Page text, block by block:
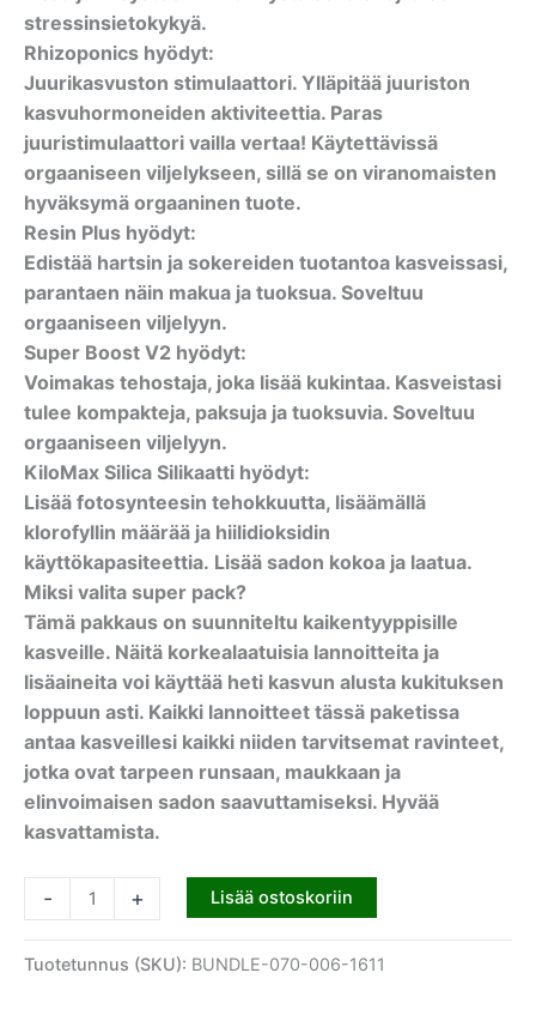
stressinsietokykyä.
Rhizoponics hyödyt:
Juurikasvuston stimulaattori. Ylläpitää juuriston
kasvuhormoneiden aktiviteettia. Paras
juuristimulaattori vailla vertaa! Käytettävissä
orgaaniseen viljelykseen, sillä se on viranomaisten
hyväksymä orgaaninen tuote.
Resin Plus hyödyt:
Edistää hartsin ja sokereiden tuotantoa kasveissasi,
parantaen näin makua ja tuoksua. Soveltuu
orgaaniseen viljelyyn.
Super Boost V2 hyödyt:
Voimakas tehostaja, joka lisää kukintaa. Kasveistasi
tulee kompakteja, paksuja ja tuoksuvia. Soveltuu
orgaaniseen viljelyyn.
KiloMax Silica Silikaatti hyödyt:
Lisää fotosynteesin tehokkuutta, lisäämällä
klorofyllin määrää ja hiilidioksidin
käyttökapasiteettia. Lisää sadon kokoa ja laatua.
Miksi valita super pack?
Tämä pakkaus on suunniteltu kaikentyyppisille
kasveille. Näitä korkealaatuisia lannoitteita ja
lisäaineita voi käyttää heti kasvun alusta kukituksen
loppuun asti. Kaikki lannoitteet tässä paketissa
antaa kasveillesi kaikki niiden tarvitsemat ravinteet,
jotka ovat tarpeen runsaan, maukkaan ja
elinvoimaisen sadon saavuttamiseksi. Hyvää
kasvattamista.
- + Lisää ostoskoriin
Tuotetunnus (SKU): BUNDLE-070-006-1611